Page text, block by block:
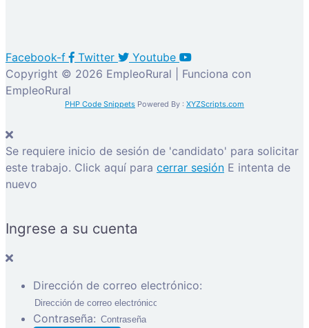
Facebook-f Twitter
Youtube
Copyright © 2026 EmpleoRural | Funciona con
EmpleoRural
PHP Code Snippets Powered By : XYZScripts.com
Se requiere inicio de sesión de 'candidato' para solicitar
este trabajo. Click aquí para cerrar sesión E intenta de
nuevo
Ingrese a su cuenta
Dirección de correo electrónico:
Contraseña: